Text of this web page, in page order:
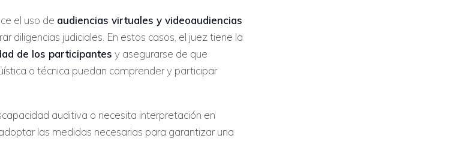
el uso de audiencias virtuales y videoaudiencias
diligencias judiciales. En estos casos, el juez tiene la
de los participantes y asegurarse de que
o técnica puedan comprender y participar
auditiva o necesita interpretación en
las medidas necesarias para garantizar una